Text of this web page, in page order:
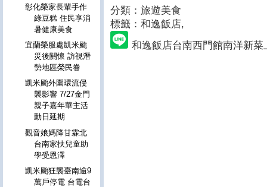
分類：旅遊美食
標籤：和逸飯店,
和逸飯店台南西門館南洋新
彰化榮家長輩手作
綠豆糕 住民享消
暑健康美食
宜蘭榮服處凱米颱
災後關懷 訪視潛
勢地區榮民眷
凱米颱外圍環流侵
襲影響 7/27金門
親子嘉年華主活
動日延期
觀音娘媽降甘霖北
台南家扶兒童助
學受恩澤
凱米颱狂襲臺南逾9
萬戶停電 台電台